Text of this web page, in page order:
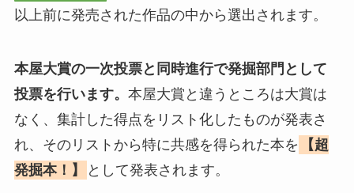
以上前に発売された作品の中から選出されます。
本屋大賞の一次投票と同時進行で発掘部門として
投票を行います。 本屋大賞と違うところは大賞は
なく、集計した得点をリスト化したものが発表さ
れ、そのリストから特に共感を得られた本を
【超
発掘本！】
として発表されます。